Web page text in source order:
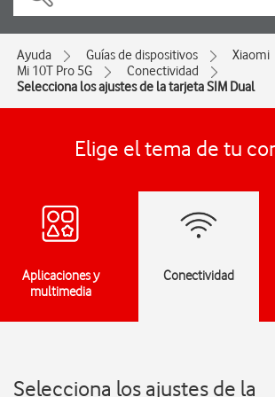
Ayuda Guías de dispositivos
Xiaomi
Mi 10T Pro 5G
Conectividad
Selecciona los ajustes de la tarjeta SIM Dual
Elige el tema de tu
Aplicaciones y
multimedia
Conectividad
Selecciona los ajustes de la